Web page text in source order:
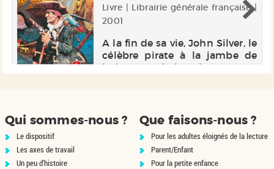
Livre | Librairie générale française |
2001
A la fin de sa vie, John Silver, le
célèbre pirate à la jambe de
bois, prend la plume pour
documentation à un certain
Daniel Defoe et répondre aux
contrevér...
Qui sommes-nous ?
Le dispositif
Les axes de travail
Un peu d'histoire
Que faisons-nous ?
Pour les adultes éloignés de la lecture
Parent/Enfant
Pour la petite enfance